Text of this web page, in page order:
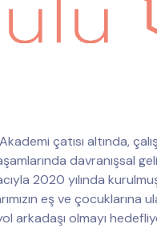
çatısı altında,
davranışsal
2020 yılında
eş ve çocuklarına
arkadaşı olmayı